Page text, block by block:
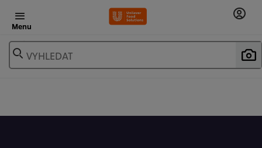
Menu
VYHLEDAT